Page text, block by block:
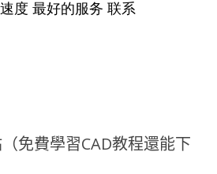
免費學習CAD教程還能下